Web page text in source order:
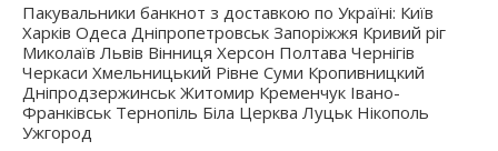
Пакувальники банкнот з доставкою по Україні: Київ
Харків Одеса Дніпропетровськ Запоріжжя Кривий ріг
Миколаїв Львів Вінниця Херсон Полтава Чернігів
Черкаси Хмельницький Рівне Суми Кропивницкий
Дніпродзержинськ Житомир Кременчук Івано-
Франківськ Тернопіль Біла Церква Луцьк Нікополь
Ужгород